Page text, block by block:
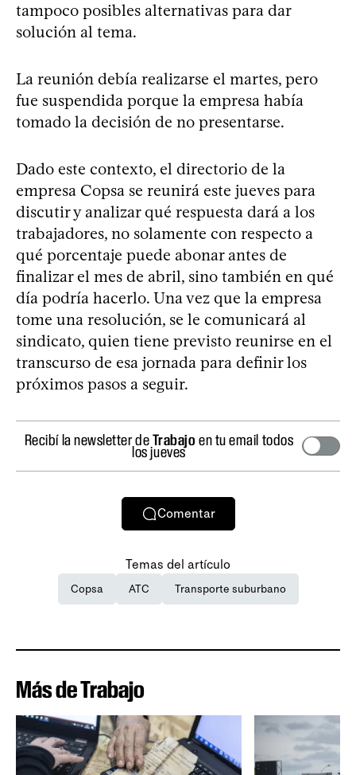
tampoco posibles alternativas para dar
solución al tema.
La reunión debía realizarse el martes, pero
fue suspendida porque la empresa había
tomado la decisión de no presentarse.
Dado este contexto, el directorio de la
empresa Copsa se reunirá este jueves para
discutir y analizar qué respuesta dará a los
trabajadores, no solamente con respecto a
qué porcentaje puede abonar antes de
finalizar el mes de abril, sino también en qué
día podría hacerlo. Una vez que la empresa
tome una resolución, se le comunicará al
sindicato, quien tiene previsto reunirse en el
transcurso de esa jornada para definir los
próximos pasos a seguir.
Recibí la newsletter deTrabajo en tu email todos
los jueves
Comentar
Temas del artículo
Copsa ATC Transporte suburbano
Más de Trabajo